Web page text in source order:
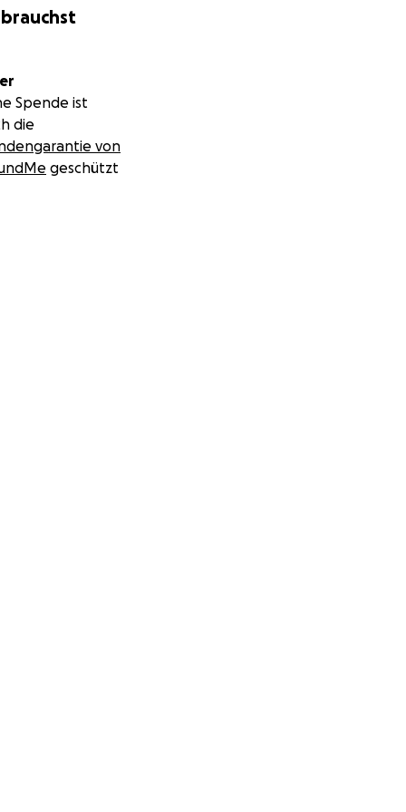
Spende ist
die
von
geschützt